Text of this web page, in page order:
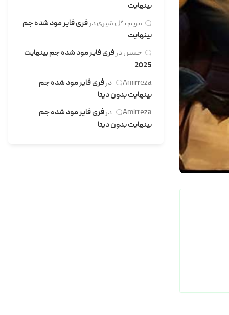
بینهایت
مریم گل شیریدرفری فایر مود شده جم
بینهایت
حسیندرفری فایر مود شده جم بینهایت
2025
Amirreza
درفری فایر مود شده جم
بینهایت بدون دیتا
Amirreza
درفری فایر مود شده جم
بینهایت بدون دیتا